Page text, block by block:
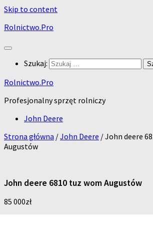
Skip to content
Rolnictwo.Pro
Szukaj:
Rolnictwo.Pro
Profesjonalny sprzęt rolniczy
John Deere
Strona główna /John Deere / John deere
Augustów
John deere 6810 tuz wom Augustów
85 000zł